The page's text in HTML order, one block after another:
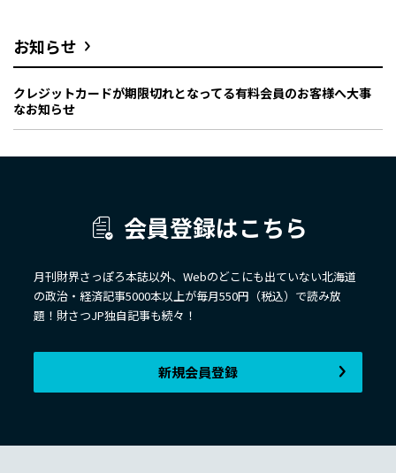
お知らせ
クレジットカードが期限切れとなってる有料会員のお客様へ大事
なお知らせ
会員登録はこちら
月刊財界さっぽろ本誌以外、Webのどこにも出ていない北海道
の政治・経済記事5000本以上が毎月550円（税込）で読み放
題！財さつJP独自記事も続々！
新規会員登録